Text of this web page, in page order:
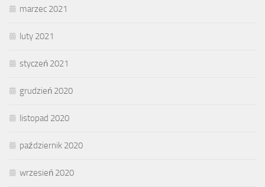
marzec 2021
luty 2021
styczeń 2021
grudzień 2020
listopad 2020
październik 2020
wrzesień 2020